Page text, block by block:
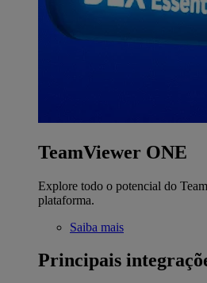
TeamViewer ONE
Explore todo o potencial do
plataforma.
Saiba mais
Principais